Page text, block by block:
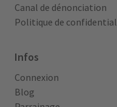
Canal de dénonciation
Politique de
Infos
Connexion
Blog